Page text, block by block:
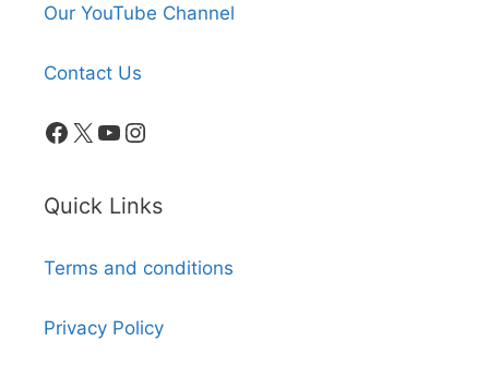
Our YouTube Channel
Contact Us
Facebook
X YouTube
Instagram
Quick Links
Terms and conditions
Privacy Policy